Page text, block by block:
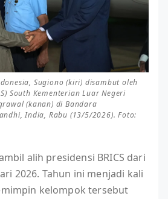
Sugiono (kiri) disambut oleh
South Kementerian Luar Negeri
(kanan) di Bandara
India, Rabu (13/5/2026). Foto:
alih presidensi BRICS dari
2026. Tahun ini menjadi kali
kelompok tersebut